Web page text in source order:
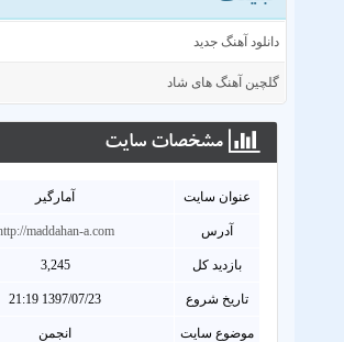
دانلود آهنگ جدید
گلچین آهنگ های شاد
مشخصات سايت
عنوان سايت آمارگیر
آدرس maddahan-a.com
بازدید کل 3,245
تاریخ شروع 1397/07/23 21:19
موضوع سایت انجمن